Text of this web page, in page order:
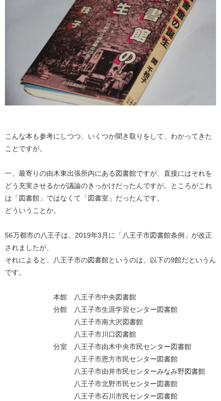
こんな本も参考にしつつ、いくつか聞き取りをして、わかってきた
ことですが。
一、最寄りの由木東出張所内にある図書館ですが、直接にはそれを
どう充実させるかが議論のきっかけだったんですが。ところがこれ
は「図書館」ではなくて「図書室」だったんです。
どういうことか。
56万都市の八王子は、2019年3月に「八王子市図書館条例」が改正
されましたが、
それによると、八王子市の図書館というのは、以下の9館だというん
です。
本館 八王子市中央図書館
分館 八王子市生涯学習センター図書館
八王子市南大沢図書館
八王子市川口図書館
分室 八王子市由木中央市民センター図書館
八王子市恩方市民センター図書館
八王子市由井市民センターみなみ野図書館
八王子市北野市民センター図書館
八王子市石川市民センター図書館